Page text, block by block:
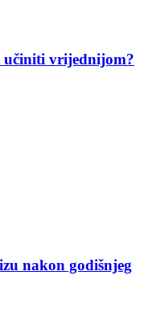
učiniti vrijednijom?
nakon godišnjeg